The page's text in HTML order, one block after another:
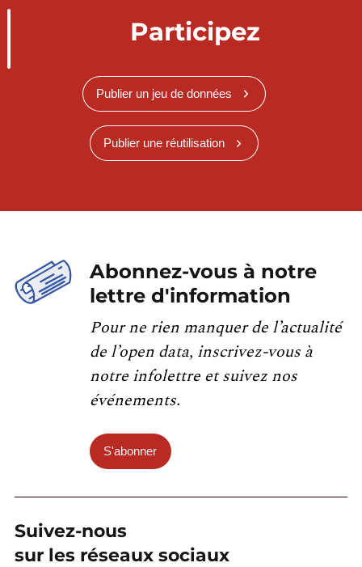
Participez
Publier un jeu de données
Publier une réutilisation
Abonnez-vous à notre
lettre d'information
Pour ne rien manquer de l’actualité
de l’open data, inscrivez-vous à
notre infolettre et suivez nos
événements.
S'abonner
Suivez-nous
sur les réseaux sociaux